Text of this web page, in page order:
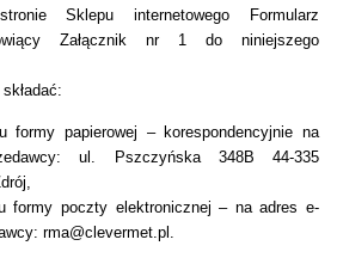
Sklepu internetowego Formularz
Załącznik nr 1 do niniejszego
formy papierowej – korespondencyjnie na
ul. Pszczyńska 348B 44-335
formy poczty elektronicznej – na adres e-
rma@clevermet.pl.